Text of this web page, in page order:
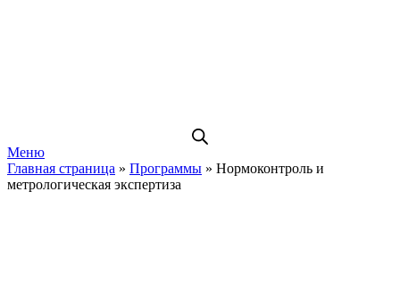
Меню
Главная страница » Программы » Нормоконтроль и
метрологическая экспертиза